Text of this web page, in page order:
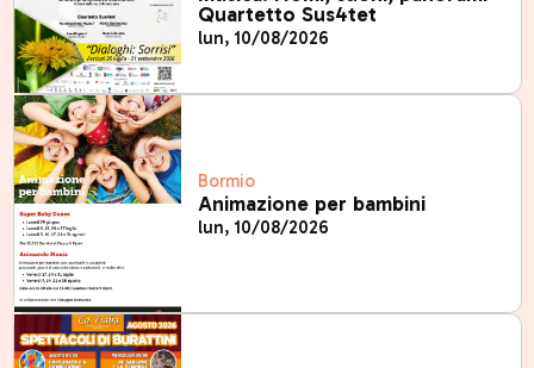
Quartetto Sus4tet
lun, 10/08/2026
Bormio
Animazione per bambini
lun, 10/08/2026